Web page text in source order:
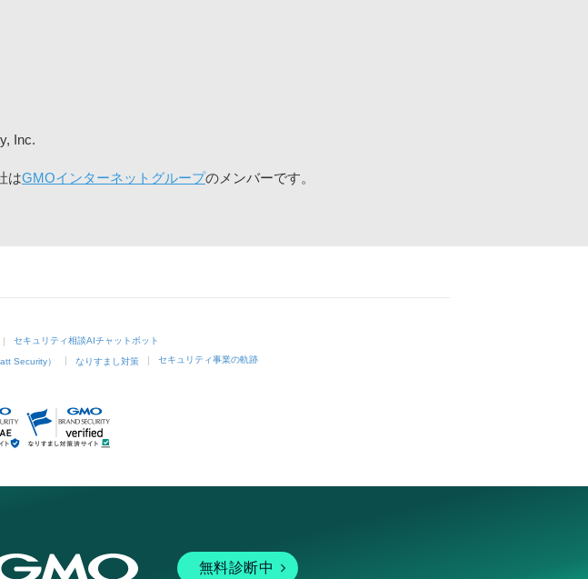
Inc.
はGMOインターネットグループのメンバーです。
セキュリティ相談AIチャットボット
Security） なりすまし対策 セキュリティ事業の軌跡
無料診断中